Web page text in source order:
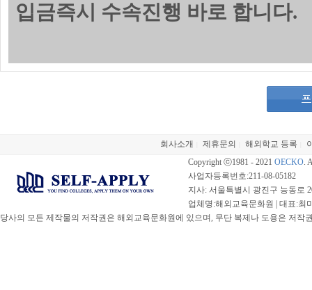
입금즉시 수속진행 바로 합니다.
회사소개 제휴문의 해외학교 등록
Copyright ⓒ1981 - 2021 OECKO.
사업자등록번호:211-08-05182
지사: 서울특별시 광진구 능동로
업체명:해외교육문화원 | 대표:최
당사의 모든 제작물의 저작권은 해외교육문화원에 있으며, 무단 복제나 도용은 저